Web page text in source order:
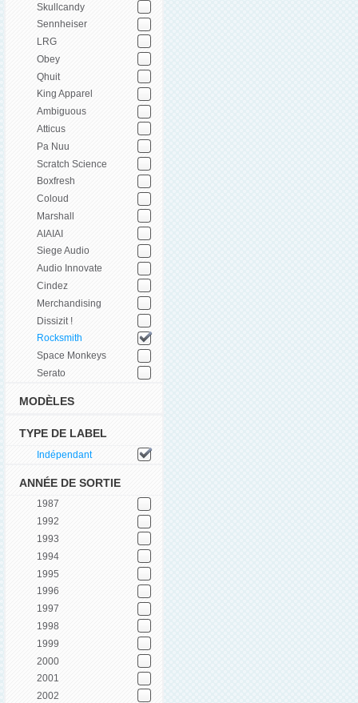
Skullcandy
Sennheiser
LRG
Obey
Qhuit
King Apparel
Ambiguous
Atticus
Pa Nuu
Scratch Science
Boxfresh
Coloud
Marshall
AIAIAI
Siege Audio
Audio Innovate
Cindez
Merchandising
Dissizit !
Rocksmith
Space Monkeys
Serato
MODÈLES
TYPE DE LABEL
Indépendant
ANNÉE DE SORTIE
1987
1992
1993
1994
1995
1996
1997
1998
1999
2000
2001
2002